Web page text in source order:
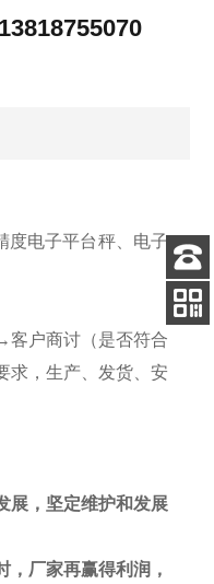
13818755070
度电子平台秤、电子
户商讨（是否符合
，生产、发货、安
展，坚定维护和发展
厂家再赢得利润，
客服
电话